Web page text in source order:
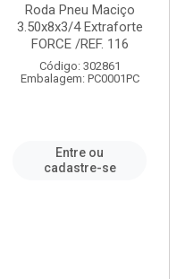
Roda Pneu Maciço
3.50x8x3/4 Extraforte
FORCE /REF. 116
Código: 302861
Embalagem: PC0001PC
Entre ou
cadastre-se